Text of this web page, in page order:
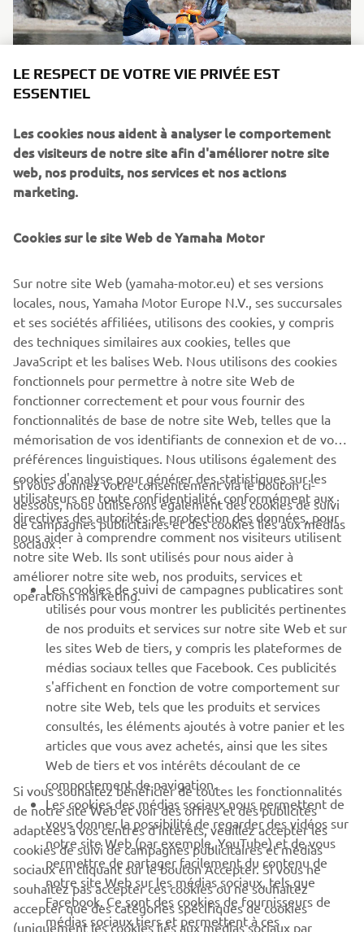
EN SAVOIR PLUS
CONCESSIONNAIRE
CORPORATE
PROS & B2B
PLUS YAMAHA
SUPPORT
NEWSLETTER
Découvrez en exclusivité les dernières offres, les événements
spéciaux, les nouveautés et bien plus encore
S'ABONNER
Lisez notre politique de confidentialité pour savoir comment
nous traitons vos données personnelles : Politique de
Confidentialité
LE RESPECT DE VOTRE VIE PRIVÉE EST
ESSENTIEL
Les cookies nous aident à analyser le comportement
des visiteurs de notre site afin d'améliorer notre site
web, nos produits, nos services et nos actions
marketing.
Cookies sur le site Web de Yamaha Motor
Sur notre site Web (yamaha-motor.eu) et ses versions
locales, nous, Yamaha Motor Europe N.V., ses succursales
et ses sociétés affiliées, utilisons des cookies, y compris
des techniques similaires aux cookies, telles que
JavaScript et les balises Web. Nous utilisons des cookies
fonctionnels pour permettre à notre site Web de
fonctionner correctement et pour vous fournir des
fonctionnalités de base de notre site Web, telles que la
mémorisation de vos identifiants de connexion et de vos
préférences linguistiques. Nous utilisons également des
cookies d'analyse pour générer des statistiques sur les
utilisateurs en toute confidentialité, conformément aux
directives des autorités de protection des données, pour
nous aider à comprendre comment nos visiteurs utilisent
notre site Web. Ils sont utilisés pour nous aider à
améliorer notre site web, nos produits, services et
opérations marketing.
Si vous donnez votre consentement via le bouton ci-
dessous, nous utiliserons également des cookies de suivi
de campagnes publicitaires et des cookies liés aux médias
sociaux :
Les cookies de suivi de campagnes publicatires sont
utilisés pour vous montrer les publicités pertinentes
de nos produits et services sur notre site Web et sur
les sites Web de tiers, y compris les plateformes de
médias sociaux telles que Facebook. Ces publicités
s'affichent en fonction de votre comportement sur
notre site Web, tels que les produits et services
consultés, les éléments ajoutés à votre panier et les
articles que vous avez achetés, ainsi que les sites
Web de tiers et vos intérêts découlant de ce
comportement de navigation.
Les cookies des médias sociaux nous permettent de
vous donner la possibilité de regarder des vidéos sur
notre site Web (par exemple, YouTube) et de vous
permettre de partager facilement du contenu de
notre site Web sur les médias sociaux, tels que
Facebook. Ce sont des cookies de fournisseurs de
médias sociaux tiers et permettent à ces
Si vous souhaitez bénéficier de toutes les fonctionnalités
de notre site Web et voir des offres et des publicités
adaptées à vos centres d'intérêts, veuillez accepter les
cookies de suivi de campagnes publicitaires et médias
sociaux en cliquant sur le bouton Accepter. Si vous ne
souhaitez pas accepter ces cookies ou ne souhaitez
accepter que des catégories spécifiques de cookies
(uniquement les cookies liés aux médias sociaux par